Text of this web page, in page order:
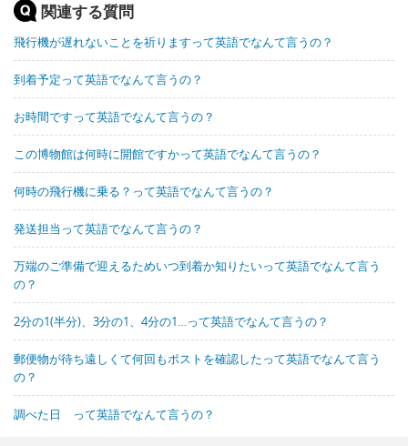
関連する質問
飛行機が遅れないことを祈りますって英語でなんて言うの？
到着予定って英語でなんて言うの？
お時間ですって英語でなんて言うの？
この博物館は何時に開館ですかって英語でなんて言うの？
何時の飛行機に乗る？って英語でなんて言うの？
発送担当って英語でなんて言うの？
万端のご準備で迎えるためいつ到着か知りたいって英語でなんて言う
の？
2分の1(半分)、3分の1、4分の1…って英語でなんて言うの？
郵便物が待ち遠しくて何回もポストを確認したって英語でなんて言う
の？
調べた日 って英語でなんて言うの？